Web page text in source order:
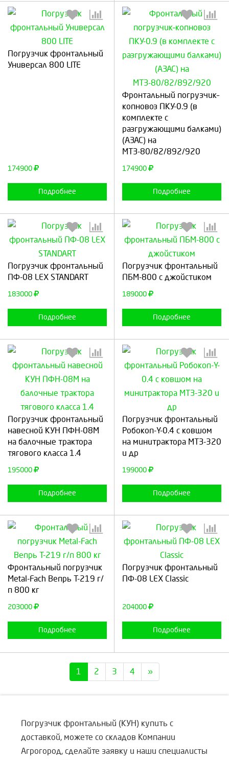
Погрузчик фронтальный
Универсал 800 LITE
174900
Подробнее
Фронтальный погрузчик–
копновоз ПКУ-0.9 (в
комплекте с
разгружающими балками)
(АЗАС) на
МТЗ-80/82/892/920
174900
Подробнее
Выберите количество:
Продолжить Отмена
Погрузчик фронтальный
ПФ-08 LEX STANDART
183000
Подробнее
Выберите количество:
Продолжить
Погрузчик фронтальный
ПБМ-800 с джойстиком
189000
Подробнее
Выберите количество:
Продолжить
Погрузчик фронтальный
навесной КУН ПФН-08М
на балочные трактора
тягового класса 1.4
195000
Подробнее
Выберите количество:
Отмена
Погрузчик фронтальный
Робокоп-Y-0.4 с ковшом
на минитрактора МТЗ-320
и др
199000
Подробнее
Выберите количество:
Продолжить
Фронтальный погрузчик
Metal-Fach Вепрь T-219 г/
п 800 кг
203000
Подробнее
Выберите количество:
Продолжить
Погрузчик фронтальный
ПФ-08 LEX Classic
204000
Подробнее
Выберите количество:
Продолжить
1 2 3 4 »
Погрузчик фронтальный (КУН) купить с
доставкой, можете со складов Компании
Агрогород, сделайте заявку и наши специалисты